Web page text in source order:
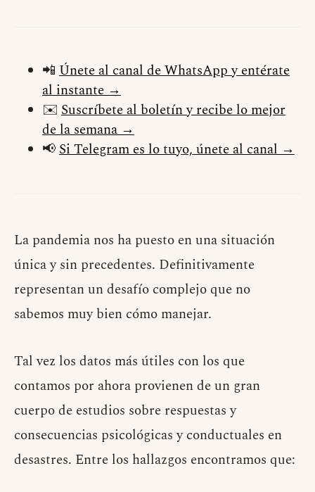
📲 Únete al canal de WhatsApp y entérate
al instante →
✉️ Suscríbete al boletín y recibe lo mejor
de la semana →
📢Si Telegram es lo tuyo, únete al canal →
La pandemia nos ha puesto en una situación
única y sin precedentes. Definitivamente
representan un desafío complejo que no
sabemos muy bien cómo manejar.
Tal vez los datos más útiles con los que
contamos por ahora provienen de un gran
cuerpo de estudios sobre respuestas y
consecuencias psicológicas y conductuales en
desastres. Entre los hallazgos encontramos que: